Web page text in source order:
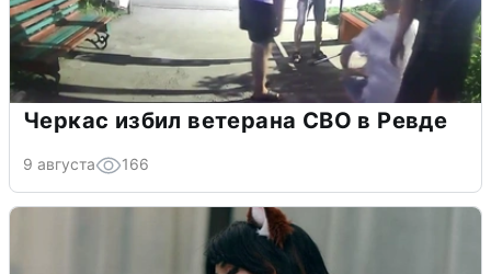
Черкас избил ветерана СВО в Ревде
9 августа 166